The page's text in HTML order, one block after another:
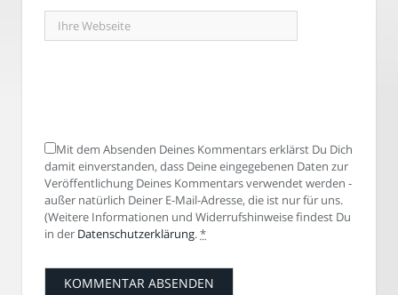
Mit dem Absenden Deines Kommentars erklärst Du Dich
damit einverstanden, dass Deine eingegebenen Daten zur
Veröffentlichung Deines Kommentars verwendet werden -
außer natürlich Deiner E-Mail-Adresse, die ist nur für uns.
(Weitere Informationen und Widerrufshinweise findest Du
in der Datenschutzerklärung.*